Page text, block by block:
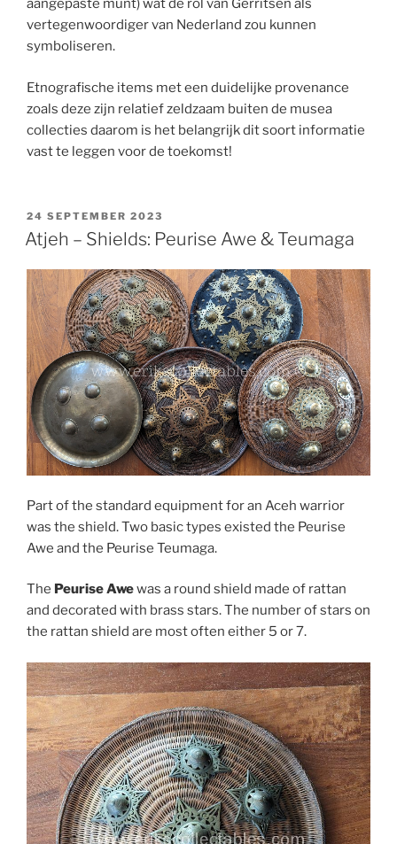
aangepaste munt) wat de rol van Gerritsen als
vertegenwoordiger van Nederland zou kunnen
symboliseren.
Etnografische items met een duidelijke provenance
zoals deze zijn relatief zeldzaam buiten de musea
collecties daarom is het belangrijk dit soort informatie
vast te leggen voor de toekomst!
POSTED
ON
24 SEPTEMBER 2023
Atjeh – Shields: Peurise Awe & Teumaga
Part of the standard equipment for an Aceh warrior
was the shield. Two basic types existed the Peurise
Awe and the Peurise Teumaga.
The Peurise Awewas a round shield made of rattan
and decorated with brass stars. The number of stars on
the rattan shield are most often either 5 or 7.